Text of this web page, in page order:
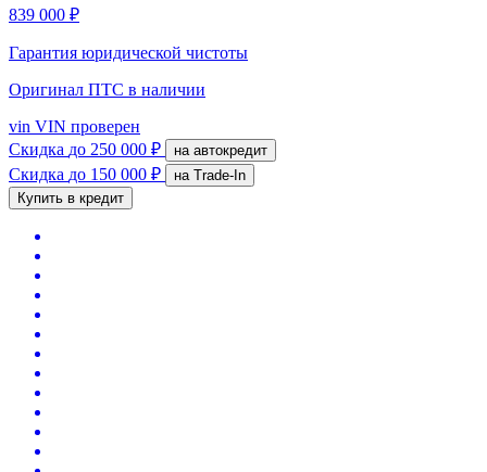
839 000 ₽
Гарантия юридической чистоты
Оригинал ПТС в наличии
vin VIN проверен
Скидка до 250 000 ₽ на автокредит
Скидка до 150 000 ₽
на Trade-In
Купить в кредит